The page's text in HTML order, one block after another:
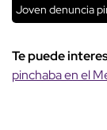
Joven denuncia
Te puede
pinchaba en el